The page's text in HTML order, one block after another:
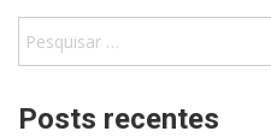
Posts recentes